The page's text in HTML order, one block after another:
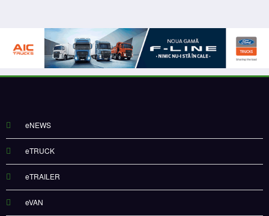
eNEWS
eTRUCK
eTRAILER
eVAN